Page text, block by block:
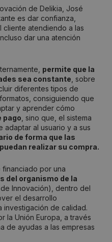
de Delikia, José
es dar confianza,
atendiendo a las
dar una atención
permite que la
sea constante , sobre
diferentes tipos de
consiguiendo que
y aprender cómo
pago , sino que, el sistema
al usuario y a sus
de forma que las
realizar su compra.
por una
del organismo de la
de Innovación), dentro del
el desarrollo
investigación de calidad.
la Unión Europa, a través
de ayudas a las empresas